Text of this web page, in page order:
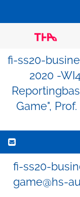
fi-ss20-
2020 -
Game",
fi-ss20-
game@hs-